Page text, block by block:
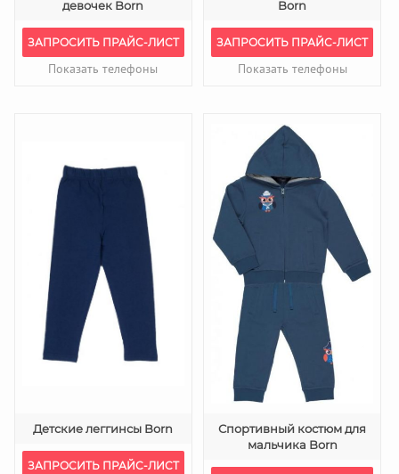
девочек Born
ЗАПРОСИТЬ ПРАЙС-ЛИСТ
Показать телефоны
Born
ЗАПРОСИТЬ ПРАЙС-ЛИСТ
Показать телефоны
Детские леггинсы Born
ЗАПРОСИТЬ ПРАЙС-ЛИСТ
Спортивный костюм для
мальчика Born